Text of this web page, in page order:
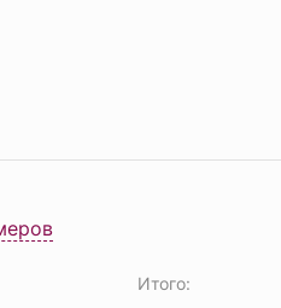
Итого: